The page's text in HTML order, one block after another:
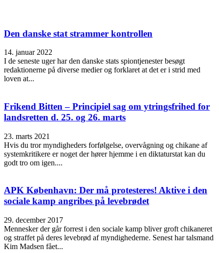
Den danske stat strammer kontrollen
14. januar 2022
I de seneste uger har den danske stats spiontjenester besøgt
redaktionerne på diverse medier og forklaret at det er i strid med
loven at...
Frikend Bitten – Principiel sag om ytringsfrihed for
landsretten d. 25. og 26. marts
23. marts 2021
Hvis du tror myndigheders forfølgelse, overvågning og chikane af
systemkritikere er noget der hører hjemme i en diktaturstat kan du
godt tro om igen....
APK København: Der må protesteres! Aktive i den
sociale kamp angribes på levebrødet
29. december 2017
Mennesker der går forrest i den sociale kamp bliver groft chikaneret
og straffet på deres levebrød af myndighederne. Senest har talsmand
Kim Madsen fået...